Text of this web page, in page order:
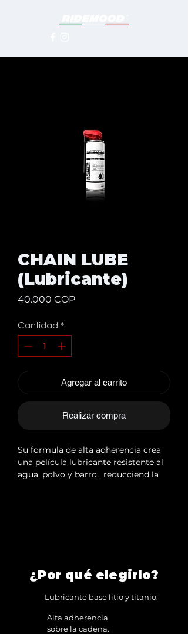
CHAIN LUBE
(Lubricante)
40.000 COPPrecio
Cantidad *
Agregar al carrito
Realizar compra
Su formula de alta adherencia crea
una película lubricante resistente al
agua, polvo y barro , reducciend la
Cadenas Z-Ring
Contenido
¿Por qué elegirlo?
Lubricante base litio y titanio.
Alta adherencia
sobre la cadena.